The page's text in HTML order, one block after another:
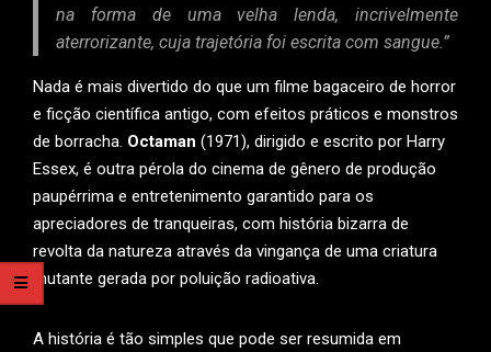
na forma de uma velha lenda, incrivelmente
aterrorizante, cuja trajetória foi escrita com sangue.”
Nada é mais divertido do que um filme bagaceiro de horror
e ficção científica antigo, com efeitos práticos e monstros
de borracha. Octaman (1971), dirigido e escrito por Harry
Essex, é outra pérola do cinema de gênero de produção
paupérrima e entretenimento garantido para os
apreciadores de tranqueiras, com história bizarra de
revolta da natureza através da vingança de uma criatura
mutante gerada por poluição radioativa.
A história é tão simples que pode ser resumida em